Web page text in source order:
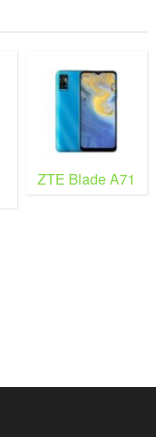
ZTE Blade A71